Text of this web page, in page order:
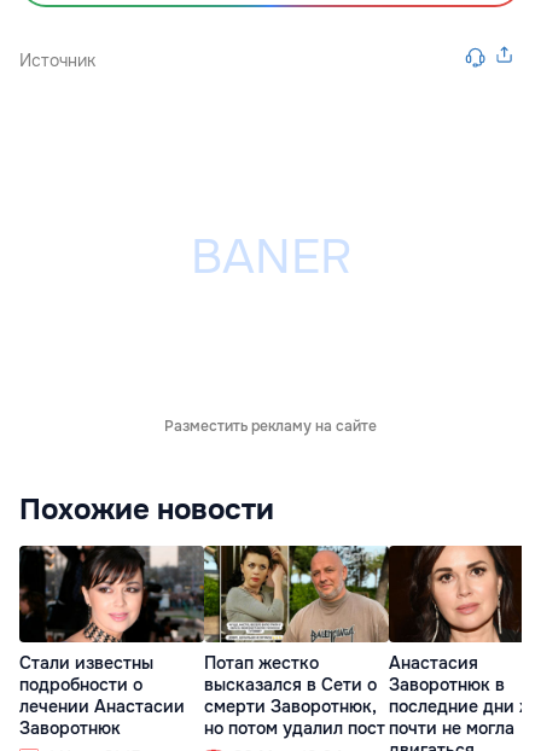
Источник
Разместить рекламу на сайте
Похожие новости
Стали известны
подробности о
лечении Анастасии
Заворотнюк
Потап жестко
высказался в Сети о
смерти Заворотнюк,
но потом удалил пост
Анастасия
Заворотнюк в
последние дни
почти не могла